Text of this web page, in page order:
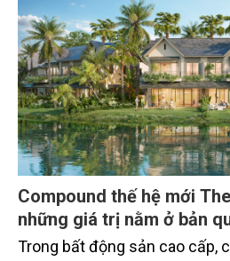
Compound thế hệ mới
những giá trị nằm ở bản
Trong bất động sản cao cấp,